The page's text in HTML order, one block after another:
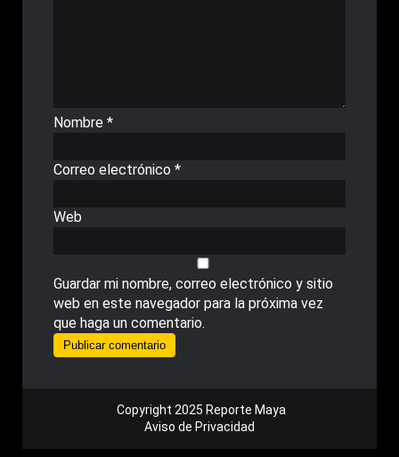
Nombre *
Correo electrónico *
Web
Guardar mi nombre, correo electrónico y sitio
web en este navegador para la próxima vez
que haga un comentario.
Copyright 2025 Reporte Maya
Aviso de Privacidad